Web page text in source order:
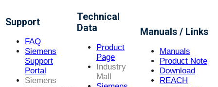
Support
FAQ
Siemens
Support
Portal
Siemens
Technical
Data
Product
Page
Industry
Mall
Manuals / Links
Manuals
Product Note
Download
REACH